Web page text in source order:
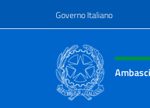
Governo Italiano
Intestazione